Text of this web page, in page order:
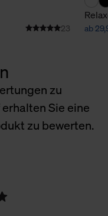
23 ab
zu
Sie eine
zu bewerten.